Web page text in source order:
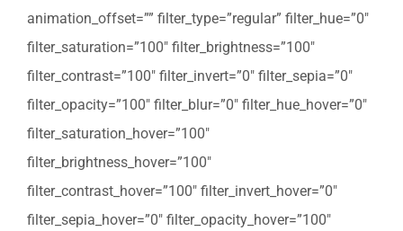
animation_offset=”” filter_type=”regular” filter_hue=”0″
filter_saturation=”100″ filter_brightness=”100″
filter_contrast=”100″ filter_invert=”0″ filter_sepia=”0″
filter_opacity=”100″ filter_blur=”0″ filter_hue_hover=”0″
filter_saturation_hover=”100″
filter_brightness_hover=”100″
filter_contrast_hover=”100″ filter_invert_hover=”0″
filter_sepia_hover=”0″ filter_opacity_hover=”100″